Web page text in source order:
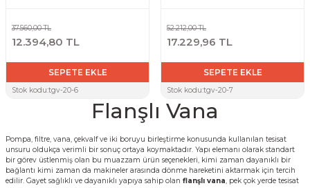
37.560,00 TL
12.394,80 TL
SEPETE EKLE
Stok kodu:tgv-20-6
52.212,00 TL
17.229,96 TL
SEPETE EKLE
Stok kodu:tgv-20-7
Flanşlı Vana
Pompa, filtre, vana, çekvalf ve iki boruyu birleştirme konusunda kullanılan tesisat
unsuru oldukça verimli bir sonuç ortaya koymaktadır. Yapı elemanı olarak standart
bir görev üstlenmiş olan bu muazzam ürün seçenekleri, kimi zaman dayanıklı bir
bağlantı kimi zaman da makineler arasında dönme hareketini aktarmak için tercih
edilir. Gayet sağlıklı ve dayanıklı yapıya sahip olan flanşlı vana, pek çok yerde tesisat